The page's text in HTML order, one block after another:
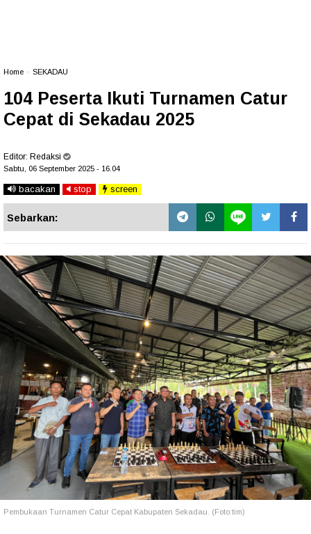
Home SEKADAU
104 Peserta Ikuti Turnamen Catur
Cepat di Sekadau 2025
Editor: Redaksi
Sabtu, 06 September 2025 - 16.04
bacakan stop screen
Sebarkan:
Pembukaan Turnamen Catur Cepat Kabupaten Sekadau. (Foto:tim)